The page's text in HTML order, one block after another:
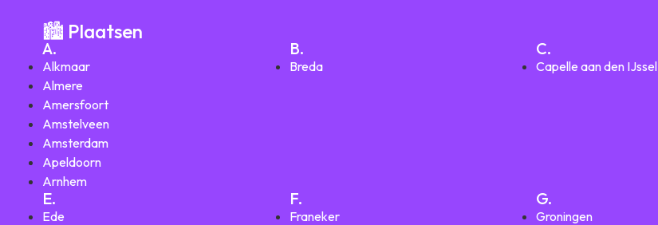
🏙️ Plaatsen
A.
Alkmaar
Almere
Amersfoort
Amstelveen
Amsterdam
Apeldoorn
Arnhem
B.
Breda
C.
Capelle aan den IJssel
E.
Ede
F.
Franeker
G.
Groningen